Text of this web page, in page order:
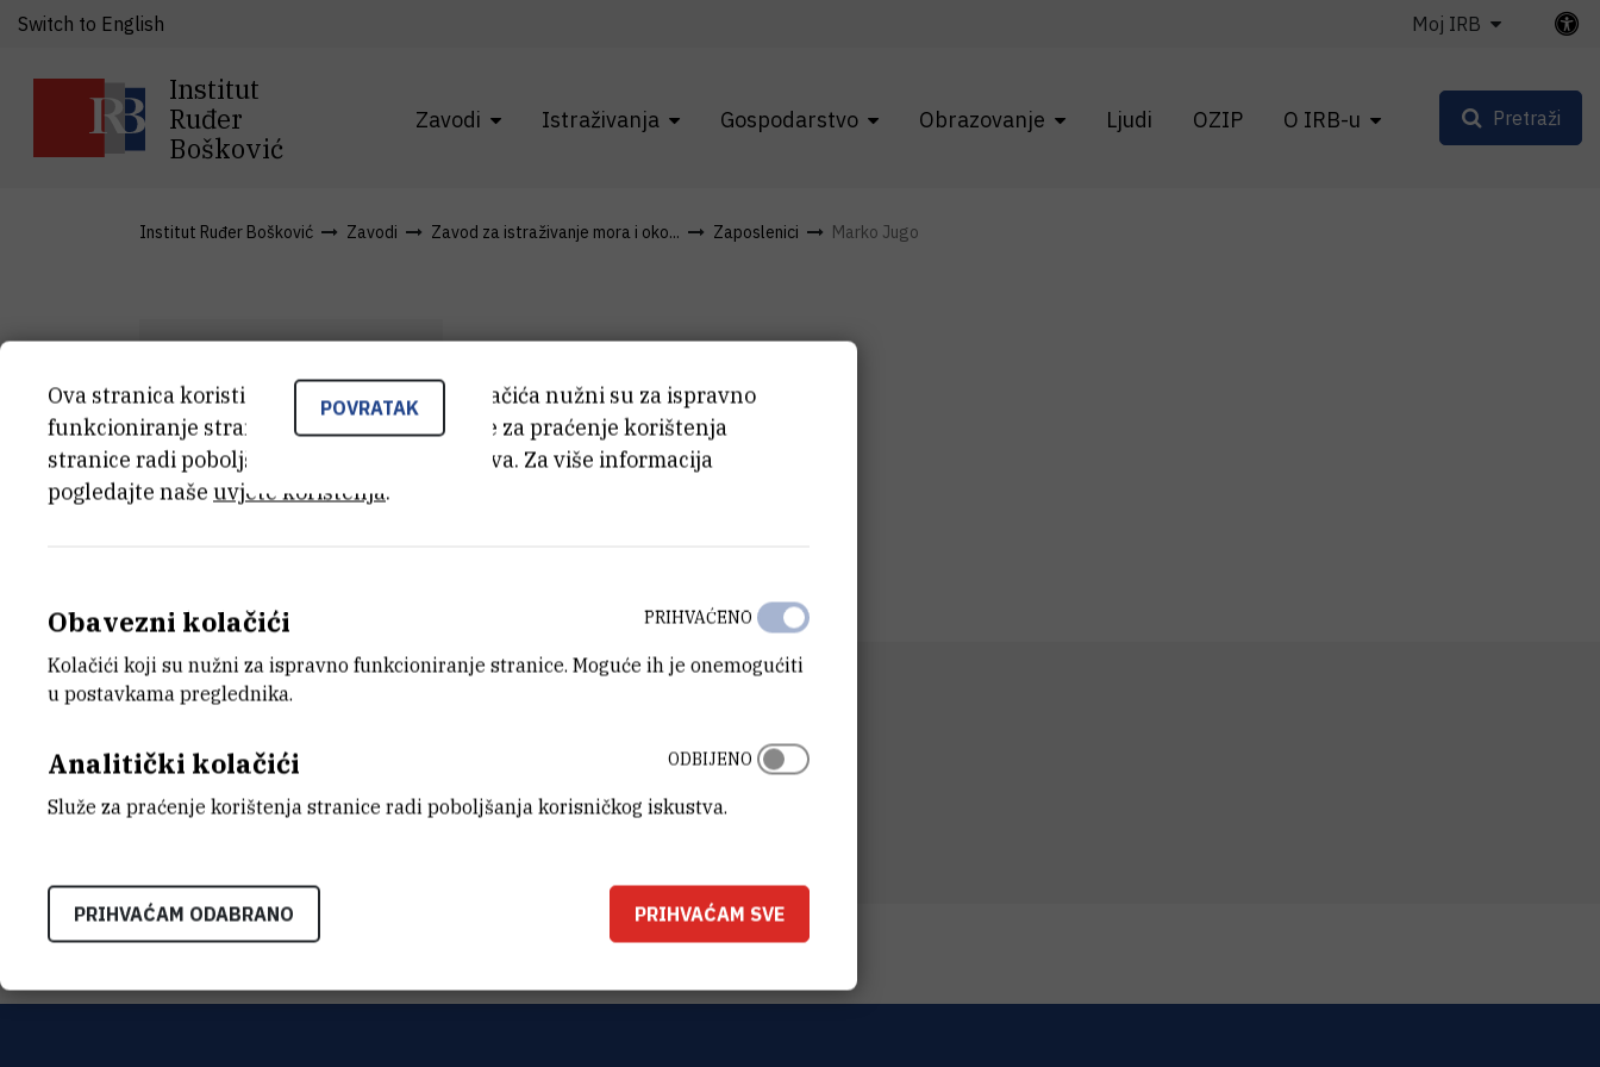
Institut
Ruđer
Bošković
Zavodi Istraživanja Gospodarstvo Obrazovanje Ljudi OZIP O IRB-u
Switch to English Moj IRB
Pretraži
Institut Ruđer Bošković Zavodi Zavod za istraživanje mora i oko... Zaposlenici Marko Jugo
MJ MarkoJugo
E-MAIL
Bijenička 54
POVRATAK
Ova stranica koristi kolačiće. Neki od tih kolačića nužni su za ispravno
funkcioniranje stranice, dok se drugi koriste za praćenje korištenja
stranice radi poboljšanja korisničkog iskustva. Za više informacija
pogledajte naše uvjete korištenja.
Obavezni kolačići
Kolačići koji su nužni za ispravno funkcioniranje stranice. Moguće ih je onemogućiti
u postavkama preglednika.
PRIHVAĆENO
Analitički kolačići
Služe za praćenje korištenja stranice radi poboljšanja korisničkog iskustva.
ODBIJENO
PRIHVAĆAM ODABRANO PRIHVAĆAM SVE